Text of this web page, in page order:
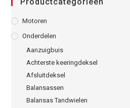
Motoren
Onderdelen
Aanzuigbuis
Achterste keeringdeksel
Afsluitdeksel
Balansassen
Balansas Tandwielen